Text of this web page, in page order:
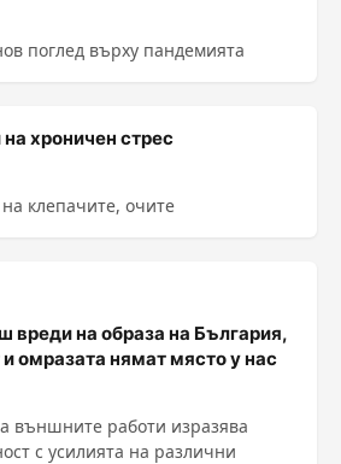
поглед върху пандемията
хроничен стрес
клепачите, очите
на образа на България,
омразата нямат място у нас
външните работи изразява
с усилията на различни